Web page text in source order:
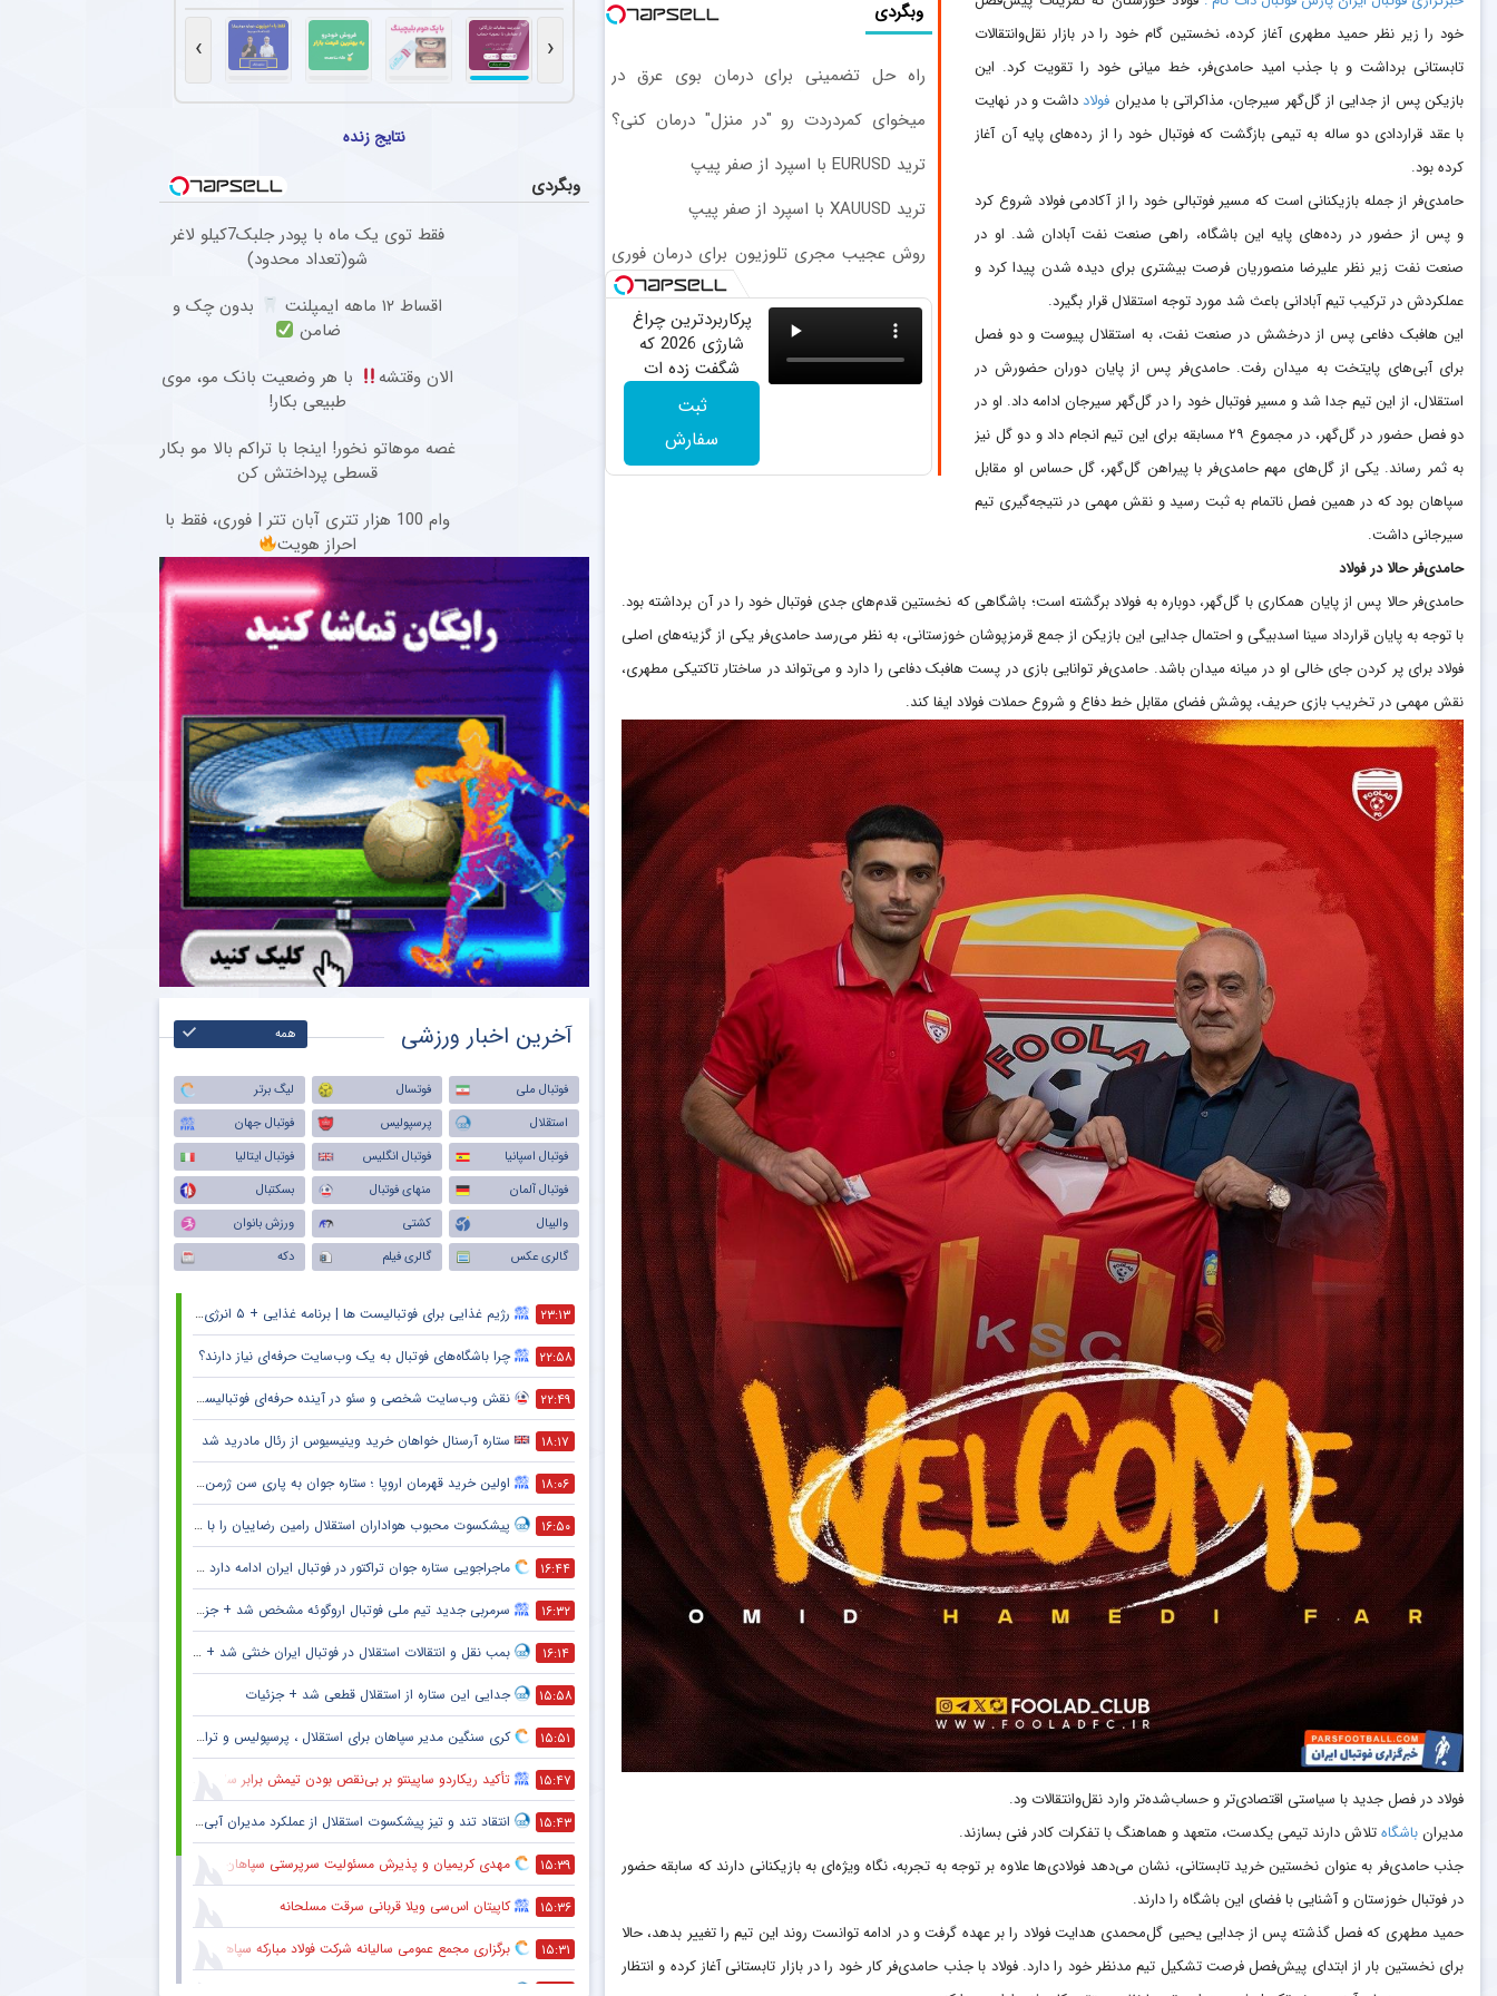
وبگردی
راه حل تضمینی برای درمان بوی عرق در
میخوای کمردردت رو "در منزل" درمان کنی؟
ترید EURUSD با اسپرد از صفر پیپ
ترید XAUUSD با اسپرد از صفر پیپ
روش عجیب مجری تلوزیون برای درمان فوری
پرکاربردترین چراغ
شارژی 2026 که
شگفت زده ات
میکنهثبت
سفارش
خود را زیر نظر حمید مطهری آغاز کرده، نخستین گام خود را در بازار نقل‌وانتقالات
تابستانی برداشت و با جذب امید حامدی‌فر، خط میانی خود را تقویت کرد. این
بازیکن پس از جدایی از گل‌گهر سیرجان، مذاکراتی با مدیران فولادداشت و در نهایت
با عقد قراردادی دو ساله به تیمی بازگشت که فوتبال خود را از رده‌های پایه آن آغاز
کرده بود.
حامدی‌فر از جمله بازیکنانی است که مسیر فوتبالی خود را از آکادمی فولاد شروع کرد
و پس از حضور در رده‌های پایه این باشگاه، راهی صنعت نفت آبادان شد. او در
صنعت نفت زیر نظر علیرضا منصوریان فرصت بیشتری برای دیده شدن پیدا کرد و
عملکردش در ترکیب تیم آبادانی باعث شد مورد توجه استقلال قرار بگیرد.
این هافبک دفاعی پس از درخشش در صنعت نفت، به استقلال پیوست و دو فصل
برای آبی‌های پایتخت به میدان رفت. حامدی‌فر پس از پایان دوران حضورش در
استقلال، از این تیم جدا شد و مسیر فوتبال خود را در گل‌گهر سیرجان ادامه داد. او در
دو فصل حضور در گل‌گهر، در مجموع ۲۹ مسابقه برای این تیم انجام داد و دو گل نیز
به ثمر رساند. یکی از گل‌های مهم حامدی‌فر با پیراهن گل‌گهر، گل حساس او مقابل
سپاهان بود که در همین فصل ناتمام به ثبت رسید و نقش مهمی در نتیجه‌گیری تیم
سیرجانی داشت.
حامدی‌فر حالا در فولاد
حامدی‌فر حالا پس از پایان همکاری با گل‌گهر، دوباره به فولاد برگشته است؛ باشگاهی که نخستین قدم‌های جدی فوتبال خود را در آن برداشته بود.
با توجه به پایان قرارداد سینا اسدبیگی و احتمال جدایی این بازیکن از جمع قرمزپوشان خوزستانی، به نظر می‌رسد حامدی‌فر یکی از گزینه‌های اصلی
فولاد برای پر کردن جای خالی او در میانه میدان باشد. حامدی‌فر توانایی بازی در پست هافبک دفاعی را دارد و می‌تواند در ساختار تاکتیکی مطهری،
نقش مهمی در تخریب بازی حریف، پوشش فضای مقابل خط دفاع و شروع حملات فولاد ایفا کند.
فولاد در فصل جدید با سیاستی اقتصادی‌تر و حساب‌شده‌تر وارد نقل‌وانتقالات ود.
مدیرانباشگاهتلاش دارند تیمی یکدست، متعهد و هماهنگ با تفکرات کادر فنی بسازند.
جذب حامدی‌فر به عنوان نخستین خرید تابستانی، نشان می‌دهد فولادی‌ها علاوه بر توجه به تجربه، نگاه ویژه‌ای به بازیکنانی دارند که سابقه حضور
در فوتبال خوزستان و آشنایی با فضای این باشگاه را دارند.
حمید مطهری که فصل گذشته پس از جدایی یحیی گل‌محمدی هدایت فولاد را بر عهده گرفت و در ادامه توانست روند این تیم را تغییر بدهد، حالا
برای نخستین بار از ابتدای پیش‌فصل فرصت تشکیل تیم مدنظر خود را دارد. فولاد با جذب حامدی‌فر کار خود را در بازار تابستانی آغاز کرده و انتظار
فرهاد مجیدی در پنجاه‌سالگی، دور از هیاهوی فوتبال ایران، روزهای آرامی را در دبی سپری می‌کند و
اخبار جدایی این ستاره از استقلال قطعی شد + جزئیات
تیم فوتبال پرسپولیس در مسابقات پیش فصل شکستی نداشته و توانسته گل های زیادی را به ثمر برساند.
سرمربی فصل گذشته سپاهان با تمدید یک فصل دیگر در این تیم ماند + عکس
بیان محمودی، سرمربی فصل گذشته سپاهان، با وجود شایعات حضور در پرسپولیس، قرارداد خود را برای
‹
›
نتایج زنده
وبگردی
فقط توی یک ماه با پودر جلبک7کیلو لاغر
شو(تعداد محدود)
اقساط ۱۲ ماهه ایمپلنت
بدون چک و
ضامن
الان وقتشه
با هر وضعیت بانک مو، موی
طبیعی بکار!
غصه موهاتو نخور! اینجا با تراکم بالا مو بکار
قسطی پرداختش کن
وام 100 هزار تتری آبان تتر | فوری، فقط با
احراز هویت
آخرین اخبار ورزشی همه
فوتبال ملی فوتسال
لیگ برتر
استقلال
پرسپولیس
فوتبال جهان
فوتبال اسپانیا
فوتبال انگلیس
فوتبال ایتالیا
فوتبال آلمان
منهای فوتبال
بسکتبال
والیبال
کشتی
ورزش بانوان
گالری عکس
گالری فیلم دکه
۲۳:۱۳ رژیم غذایی برای فوتبالیست ها | برنامه غذایی + ۵ انرژی زا
۲۲:۵۸ چرا باشگاه‌های فوتبال به یک وب‌سایت حرفه‌ای نیاز دارند؟
۲۲:۴۹ نقش وب‌سایت شخصی و سئو در آینده حرفه‌ای فوتبالیست‌ها و مربیان
۱۸:۱۷ ستاره آرسنال خواهان خرید وینیسیوس از رئال مادرید شد
۱۸:۰۶ اولین خرید قهرمان اروپا ؛ ستاره جوان به پاری سن ژرمن می رود
۱۶:۵۰ پیشکسوت محبوب هواداران استقلال رامین رضاییان را با خاک یکسان کرد + جزئیات
۱۶:۴۴ ماجراجویی ستاره جوان تراکتور در فوتبال ایران ادامه دارد + جزئیات
۱۶:۳۲ سرمربی جدید تیم ملی فوتبال اروگوئه مشخص شد + جزئیات
۱۶:۱۴ بمب نقل و انتقالات استقلال در فوتبال ایران خنثی شد + جزئیات
۱۵:۵۸ جدایی این ستاره از استقلال قطعی شد + جزئیات
۱۵:۵۱ کری سنگین مدیر سپاهان برای استقلال ، پرسپولیس و تراکتور + جزئیات
۱۵:۴۷ تأکید ریکاردو ساپینتو بر بی‌نقص بودن تیمش برابر سالزبورگ
۱۵:۴۳ انتقاد تند و تیز پیشکسوت استقلال از عملکرد مدیران آبی + جزئیات
۱۵:۳۹ مهدی کریمیان و پذیرش مسئولیت سرپرستی سپاهان
۱۵:۳۶ کاپیتان اس‌سی ویلا قربانی سرقت مسلحانه
۱۵:۳۱ برگزاری مجمع عمومی سالیانه شرکت فولاد مبارکه سپاهان